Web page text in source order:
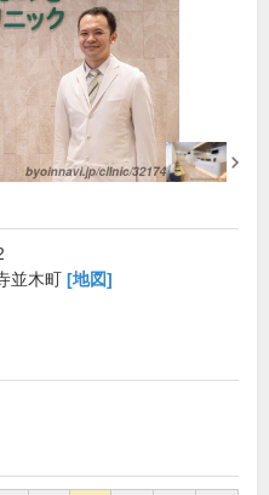
並木町 [地図]